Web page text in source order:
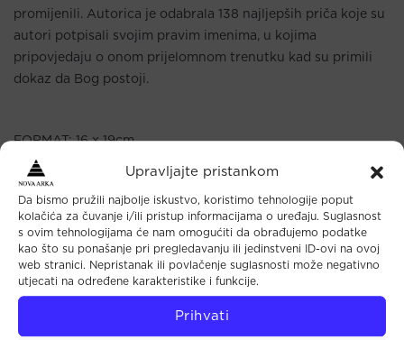
Upravljajte pristankom
Da bismo pružili najbolje iskustvo, koristimo tehnologije poput
kolačića za čuvanje i/ili pristup informacijama o uređaju. Suglasnost
s ovim tehnologijama će nam omogućiti da obrađujemo podatke
kao što su ponašanje pri pregledavanju ili jedinstveni ID-ovi na ovoj
web stranici. Nepristanak ili povlačenje suglasnosti može negativno
utjecati na određene karakteristike i funkcije.
Prihvati
promijenili. Autorica je odabrala 138 najljepših priča koje su
autori potpisali svojim pravim imenima, u kojima
pripovjedaju o onom prijelomnom trenutku kad su primili
dokaz da Bog postoji.
FORMAT: 16 x 19cm
UVEZ: meki
BROJ STRANICA: 279
BIBLIOTEKA: Biblioteka Osjetila i osjećaji
IZDAVAČ: Planetopija
IZDANJE: 2008.
PREVODITELJ: Aleksandra Barlović